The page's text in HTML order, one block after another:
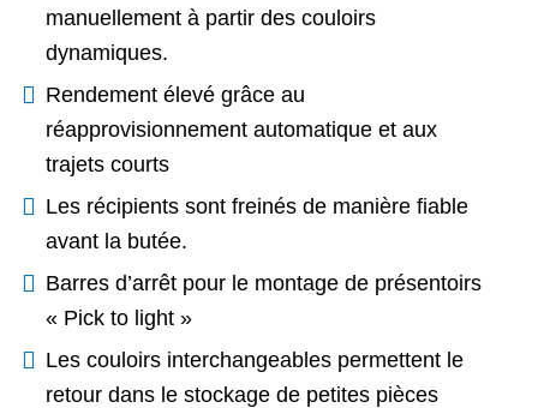
manuellement à partir des couloirs
dynamiques.
Rendement élevé grâce au
réapprovisionnement automatique et aux
trajets courts
Les récipients sont freinés de manière fiable
avant la butée.
Barres d’arrêt pour le montage de présentoirs
« Pick to light »
Les couloirs interchangeables permettent le
retour dans le stockage de petites pièces